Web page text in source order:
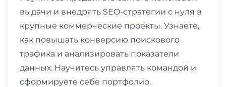
выдачи и внедрять SEO-стратегии с нуля в
крупные коммерческие проекты. Узнаете,
как повышать конверсию поискового
трафика и анализировать показатели
данных. Научитесь управлять командой и
сформируете себе портфолио.